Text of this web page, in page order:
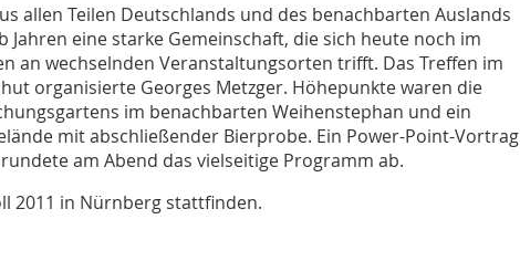
allen Teilen Deutschlands und des benachbarten Auslands
Jahren eine starke Gemeinschaft, die sich heute noch im
an wechselnden Veranstaltungsorten trifft. Das Treffen im
organisierte Georges Metzger. Höhepunkte waren die
im benachbarten Weihen­stephan und ein
mit abschließender Bierprobe. Ein Power-Point-Vortrag
am Abend das vielseitige Programm ab.
2011 in Nürnberg stattfinden.